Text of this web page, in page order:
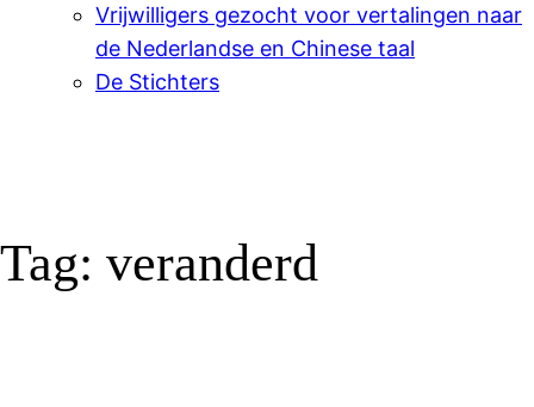
Vrijwilligers gezocht voor vertalingen naar
de Nederlandse en Chinese taal
De Stichters
Tag: veranderd